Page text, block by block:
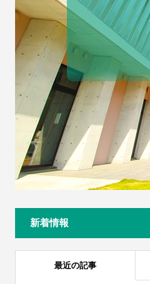
新着情報
最近の記事